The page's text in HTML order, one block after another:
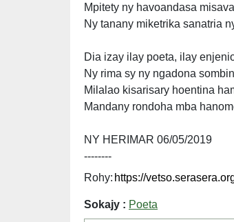
Mpitety ny havoandasa
Ny tanany miketrika sanatria
Dia izay ilay poeta, ilay
Ny rima sy ny ngadona
Milalao kisarisary hoentina
Mandany rondoha mba
NY HERIMAR 06/05/2019
--------
Rohy:
Sokajy : Poeta